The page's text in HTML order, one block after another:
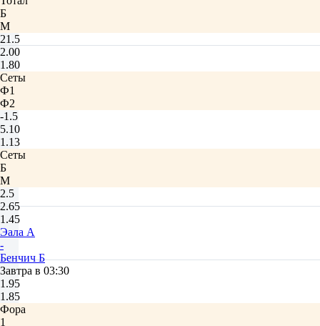
Б
М
21.5
2.00
1.80
Сеты
Ф1
Ф2
-1.5
5.10
1.13
Сеты
Б
М
2.5
2.65
1.45
Эала А
-
Бенчич Б
Завтра в 03:30
1.95
1.85
Фора
1